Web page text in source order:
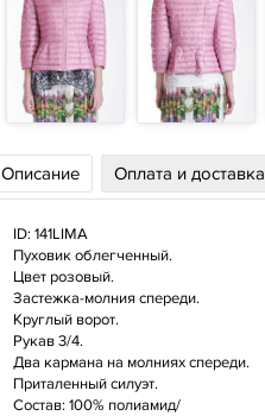
Описание Оплата и доставка
ID: 141LIMA
Пуховик облегченный.
Цвет розовый.
Застежка-молния спереди.
Круглый ворот.
Рукав 3/4.
Два кармана на молниях спереди.
Приталенный силуэт.
Состав: 100% полиамид/